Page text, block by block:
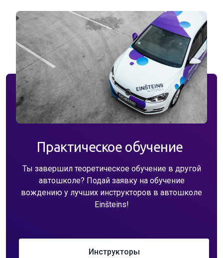
Практическое обучение
Ты завершил теоретическое обучение в другой
автошколе? Подай заявку на обучение
вождению у лучших инструкторов в автошколе
Einšteins!
Инструкторы